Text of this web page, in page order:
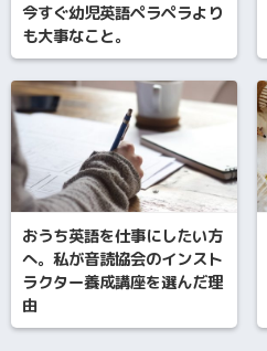
今すぐ幼児英語ペラペラより
も大事なこと。
おうち英語を仕事にしたい方
へ。私が音読協会のインスト
ラクター養成講座を選んだ理
由